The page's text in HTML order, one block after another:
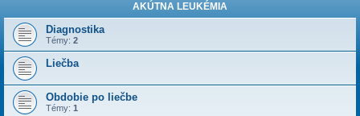
AKÚTNA LEUKÉMIA
Diagnostika
Témy: 2
Liečba
Obdobie po liečbe
Témy: 1